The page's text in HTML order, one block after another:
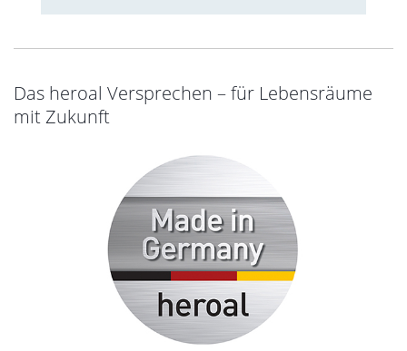
Das heroal Versprechen – für Lebensräume
mit Zukunft